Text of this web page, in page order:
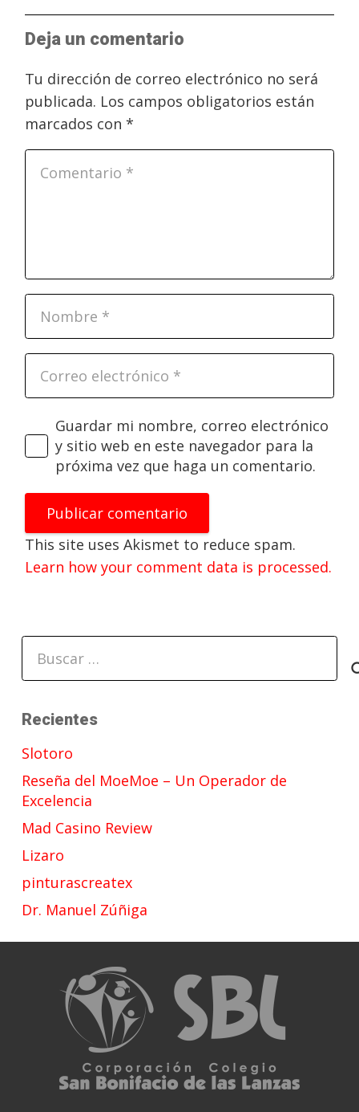
Deja un comentario
Tu dirección de correo electrónico no será
publicada. Los campos obligatorios están
marcados con *
Guardar mi nombre, correo electrónico
y sitio web en este navegador para la
próxima vez que haga un comentario.
Publicar comentario
This site uses Akismet to reduce spam.
Learn how your comment data is processed.
Recientes
Slotoro
Reseña del MoeMoe – Un Operador de
Excelencia
Mad Casino Review
Lizaro
pinturascreatex
Dr. Manuel Zúñiga